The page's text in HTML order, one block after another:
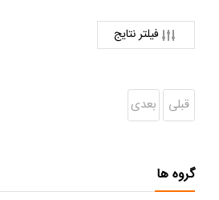
فیلتر نتایج
قبلی بعدی
گروه ها